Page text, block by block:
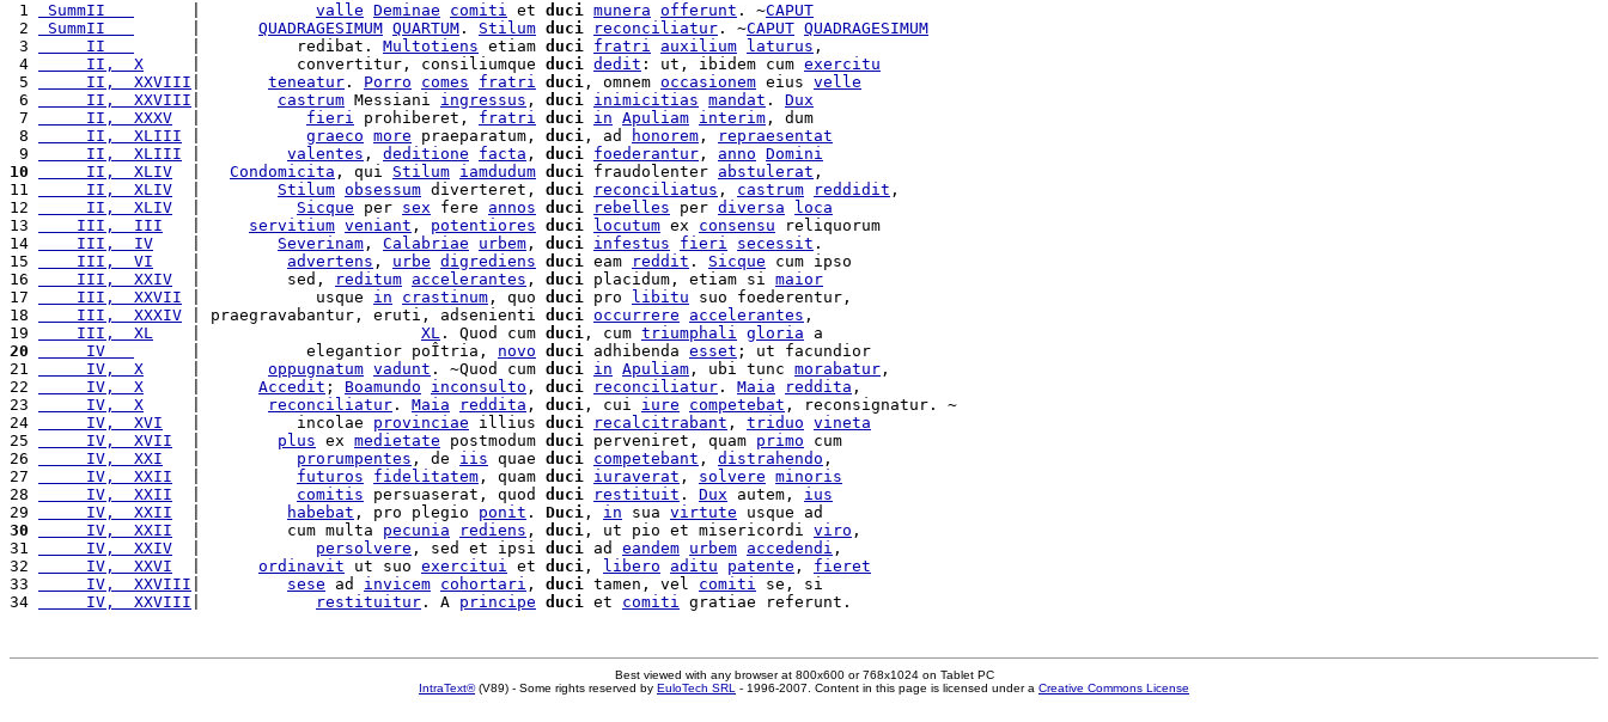
1 SummII valle Deminae comiti et duci munera offerunt . ~CAPUT
2
SummII QUADRAGESIMUM QUARTUM . Stilum duci reconciliatur . ~CAPUT QUADRAGESIMUM
3
     II
      |          redibat.
Multotiens etiam duci fratri auxilium laturus ,
4
     II,  X
     |          convertitur, consiliumque
duci dedit : ut, ibidem cum exercitu
5
     II,  XXVIII
teneatur . Porro comes fratri duci , omnem occasionem eius velle
6
     II,  XXVIII
castrum Messiani ingressus , duci inimicitias mandat . Dux
7
     II,  XXXV
fieri prohiberet, fratri duci in Apuliam interim , dum
8
     II,  XLIII
graeco more praeparatum, duci , ad honorem ,
repraesentat
9
     II,  XLIII
valentes , deditione facta , duci foederantur , anno Domini
10
     II,  XLIV
Condomicita , qui Stilum iamdudum duci fraudolenter abstulerat ,
11
     II,  XLIV
Stilum obsessum diverteret, duci reconciliatus , castrum reddidit ,
12
     II,  XLIV
Sicque per sex fere annos duci rebelles per diversa
loca
13
    III,  III
servitium veniant , potentiores duci locutum ex consensu reliquorum
14
    III,  IV
Severinam , Calabriae urbem , duci infestus fieri secessit .
15
    III,  VI
advertens , urbe digrediens duci eam reddit . Sicque cum ipso
16
    III,  XXIV
  |         sed,
reditum accelerantes , duci placidum, etiam si maior
17
    III,  XXVII
|            usque in crastinum , quo duci pro libitu suo foederentur,
18
    III,  XXXIV
| praegravabantur, eruti, adsenienti duci occurrere accelerantes ,
19
    III,  XL
XL . Quod cum duci , cum triumphali gloria
20
     IV
      |           elegantior poÎtria,
novo duci adhibenda esset ; ut facundior
21
     IV,  X
oppugnatum vadunt . ~Quod cum duci in Apuliam , ubi tunc morabatur ,
22
     IV,  X
Accedit ; Boamundo inconsulto , duci reconciliatur . Maia reddita ,
23
     IV,  X
reconciliatur . Maia reddita , duci , cui iure competebat , reconsignatur. ~
24
     IV,  XVI
   |          incolae
provinciae illius duci recalcitrabant , triduo vineta
25
     IV,  XVII
plus ex medietate postmodum duci perveniret, quam primo cum
26
     IV,  XXI
prorumpentes , de iis quae duci competebant , distrahendo ,
27
     IV,  XXII
futuros fidelitatem , quam duci iuraverat , solvere minoris
28
     IV,  XXII
comitis persuaserat, quod duci restituit . Dux autem, ius
29
     IV,  XXII
habebat , pro plegio ponit . Duci , in sua virtute
30
     IV,  XXII
  |         cum multa
pecunia rediens , duci , ut pio et misericordi viro ,
31
     IV,  XXIV
persolvere , sed et ipsi duci ad eandem urbem accedendi ,
32
     IV,  XXVI
ordinavit ut suo exercitui et duci , libero aditu patente , fieret
33
     IV,  XXVIII
sese ad invicem cohortari , duci tamen, vel comiti se, si
34
     IV,  XXVIII
restituitur . A principe duci et comiti
Best viewed with any browser at 800x600 or 768x1024 on Tablet PC
IntraText®(V89) - Some rights reserved by EuloTech SRL - 1996-2007. Content in this page is licensed under a Creative Commons License